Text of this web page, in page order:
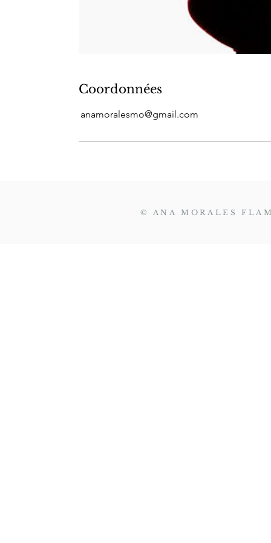
Coordonnées
anamoralesmo@gmail.com
© ANA MORALES